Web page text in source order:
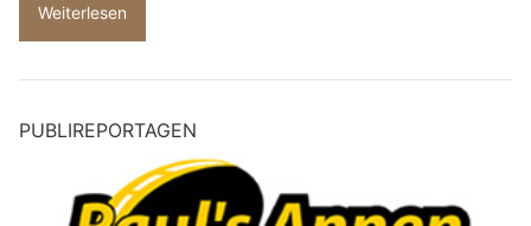
Weiterlesen
PUBLIREPORTAGEN